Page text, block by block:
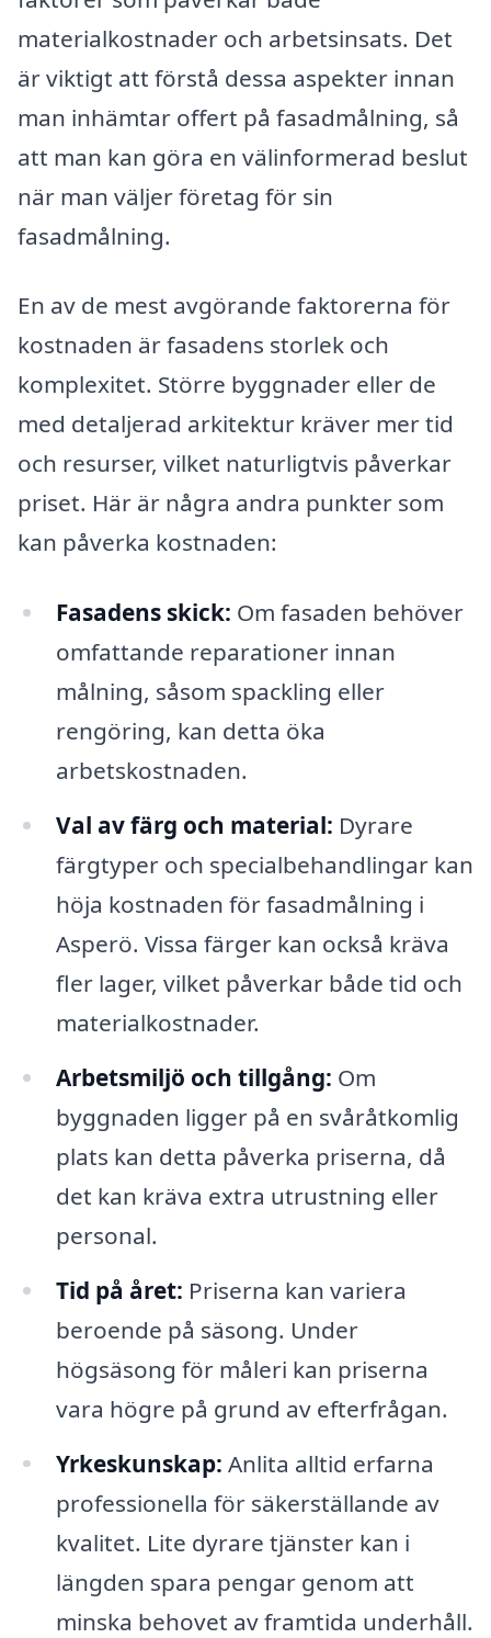
materialkostnader och arbetsinsats. Det
är viktigt att förstå dessa aspekter innan
man inhämtar offert på fasadmålning, så
att man kan göra en välinformerad beslut
när man väljer företag för sin
fasadmålning.
En av de mest avgörande faktorerna för
kostnaden är fasadens storlek och
komplexitet. Större byggnader eller de
med detaljerad arkitektur kräver mer tid
och resurser, vilket naturligtvis påverkar
priset. Här är några andra punkter som
kan påverka kostnaden:
Fasadens skick: Om fasaden behöver
omfattande reparationer innan
målning, såsom spackling eller
rengöring, kan detta öka
arbetskostnaden.
Val av färg och material: Dyrare
färgtyper och specialbehandlingar kan
höja kostnaden för fasadmålning i
Asperö. Vissa färger kan också kräva
fler lager, vilket påverkar både tid och
materialkostnader.
Arbetsmiljö och tillgång: Om
byggnaden ligger på en svåråtkomlig
plats kan detta påverka priserna, då
det kan kräva extra utrustning eller
personal.
Tid på året: Priserna kan variera
beroende på säsong. Under
högsäsong för måleri kan priserna
vara högre på grund av efterfrågan.
Yrkeskunskap: Anlita alltid erfarna
professionella för säkerställande av
kvalitet. Lite dyrare tjänster kan i
längden spara pengar genom att
minska behovet av framtida underhåll.